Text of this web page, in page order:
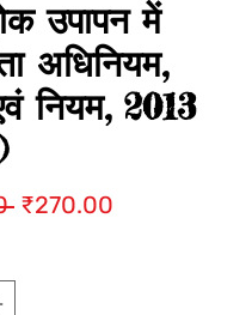
उपापन में
अधिनियम,
नियम, 2013
Regular
₹270.00